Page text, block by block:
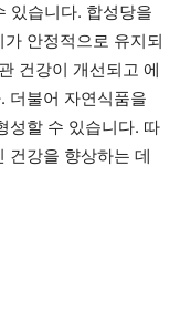
있습니다. 합성당을
안정적으로 유지되
건강이 개선되고 에
더불어 자연식품을
성할 수 있습니다. 따
건강을 향상하는 데